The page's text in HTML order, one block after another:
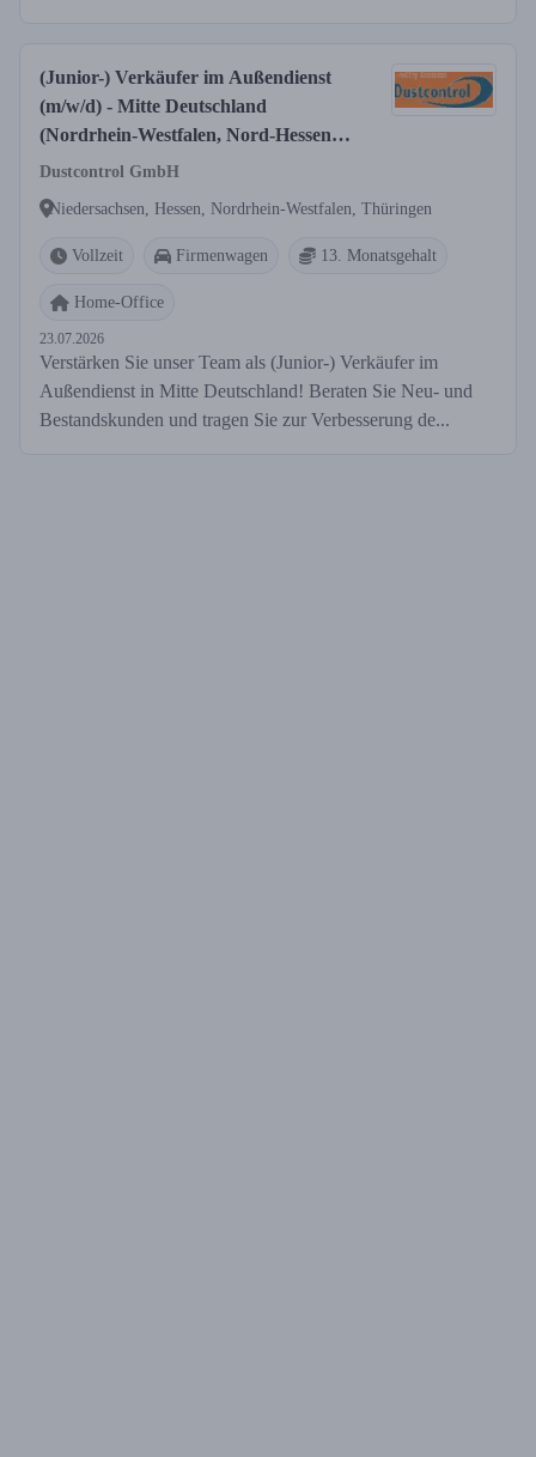
(Junior-) Verkäufer im Außendienst
(m/w/d) - Mitte Deutschland
(Nordrhein-Westfalen, Nord-Hessen,
Thüringen, Sachsen)
Dustcontrol GmbH
Niedersachsen, Hessen, Nordrhein-Westfalen, Thüringen
Vollzeit Firmenwagen 13. Monatsgehalt
Home-Office
23.07.2026
Verstärken Sie unser Team als (Junior-) Verkäufer im
Außendienst in Mitte Deutschland! Beraten Sie Neu- und
Bestandskunden und tragen Sie zur Verbesserung de...